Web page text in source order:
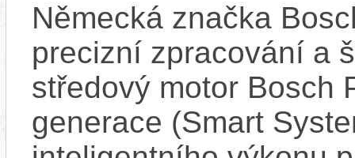
Německá značka
precizní zpracování a
středový motor Bosch
generace (Smart